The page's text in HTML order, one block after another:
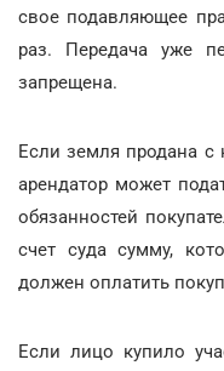
свое подавляющее
раз. Передача уже
запрещена.
Если земля продана
арендатор может
обязанностей
счет суда сумму,
должен оплатить
Если лицо купило